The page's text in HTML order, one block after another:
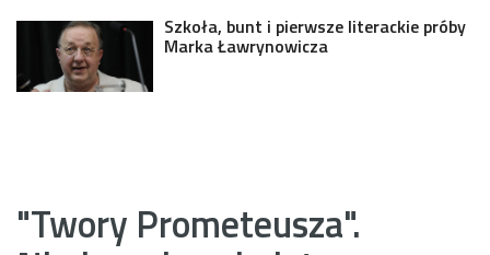
Szkoła, bunt i pierwsze literackie próby
Marka Ławrynowicza
"Twory Prometeusza".